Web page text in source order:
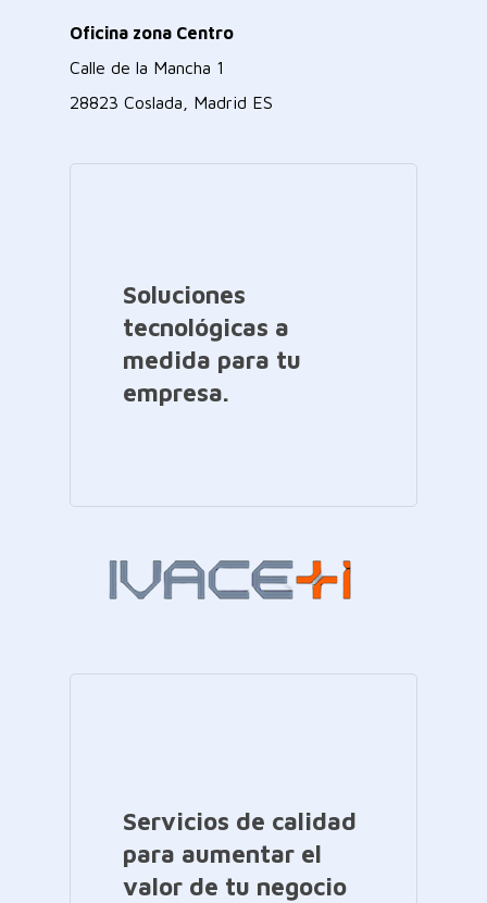
Oficina zona Centro
Calle de la Mancha 1
28823 Coslada, Madrid ES
Soluciones
tecnológicas a
medida para tu
empresa.
Servicios de calidad
para aumentar el
valor de tu negocio